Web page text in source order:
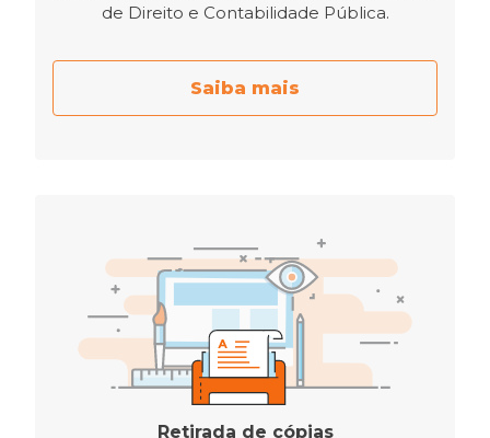
de Direito e Contabilidade Pública.
Saiba mais
Retirada de cópias